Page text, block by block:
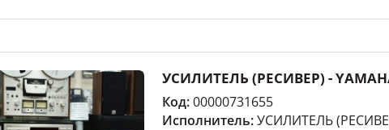
УСИЛИТЕЛЬ (РЕСИВЕР) -
Код:00000731655
Исполнитель:УСИЛИТЕЛЬ